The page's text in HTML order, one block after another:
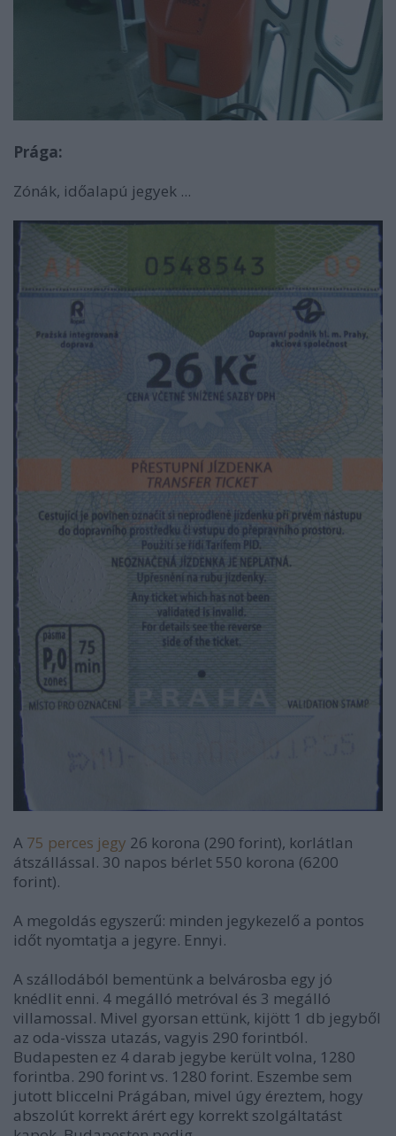
Prága:
Zónák, időalapú jegyek ...
A 75 perces jegy 26 korona (290 forint), korlátlan
átszállással. 30 napos bérlet 550 korona (6200
forint).
A megoldás egyszerű: minden jegykezelő a pontos
időt nyomtatja a jegyre. Ennyi.
A szállodából bementünk a belvárosba egy jó
knédlit enni. 4 megálló metróval és 3 megálló
villamossal. Mivel gyorsan ettünk, kijött 1 db jegyből
az oda-vissza utazás, vagyis 290 forintból.
Budapesten ez 4 darab jegybe került volna, 1280
forintba. 290 forint vs. 1280 forint. Eszembe sem
jutott bliccelni Prágában, mivel úgy éreztem, hogy
abszolút korrekt árért egy korrekt szolgáltatást